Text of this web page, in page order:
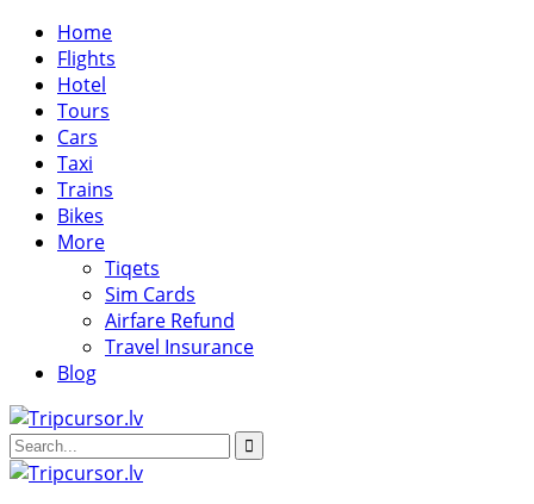
Home
Flights
Hotel
Tours
Cars
Taxi
Trains
Bikes
More
Tiqets
Sim Cards
Airfare Refund
Travel Insurance
Blog